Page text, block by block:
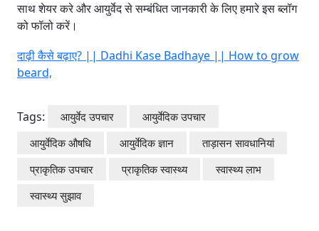
साथ शेयर करे और आयुर्वेद से सम्बंधित जानकारी के लिए हमारे इस ब्लॉग
को फॉलो करें।
दाढ़ी कैसे बढ़ाए? || Dadhi Kase Badhaye || How to grow
beard,
Tags: आयुर्वेद उपचार
आयुर्वेदिक उपचार
आयुर्वेदिक औषधि
आयुर्वेदिक ज्ञान
ताड़ासन सावधानियां
प्राकृतिक उपचार
प्राकृतिक स्वास्थ्य
स्वास्थ्य लाभ
स्वास्थ्य सुझाव